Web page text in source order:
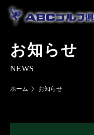
お知らせ
NEWS
ホーム お知らせ